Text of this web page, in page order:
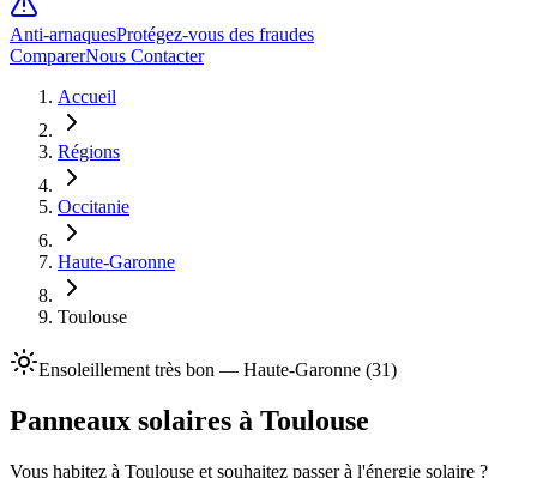
Anti-arnaquesProtégez-vous des fraudes
ComparerNous Contacter
Accueil
Régions
Occitanie
Haute-Garonne
Toulouse
Ensoleillement très bon — Haute-Garonne (31)
Panneaux solaires à Toulouse
Vous habitez à Toulouse et souhaitez passer à l'énergie solaire ?